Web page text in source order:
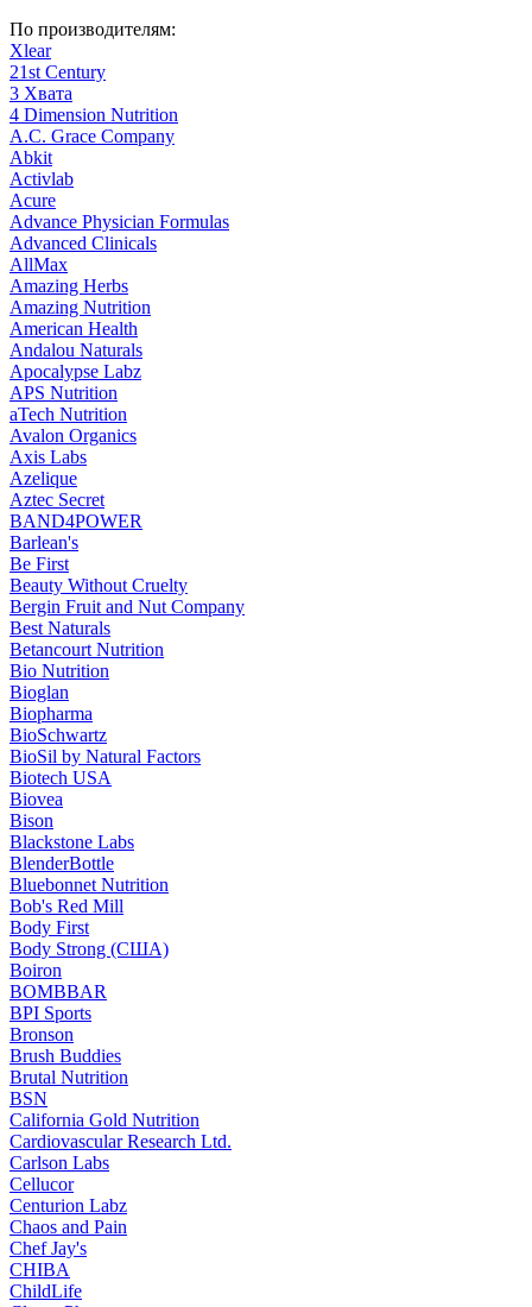
По производителям:
Xlear
21st Century
3 Хвата
4 Dimension Nutrition
A.C. Grace Company
Abkit
Activlab
Acure
Advance Physician Formulas
Advanced Clinicals
AllMax
Amazing Herbs
Amazing Nutrition
American Health
Andalou Naturals
Apocalypse Labz
APS Nutrition
aTech Nutrition
Avalon Organics
Axis Labs
Azelique
Aztec Secret
BAND4POWER
Barlean's
Be First
Beauty Without Cruelty
Bergin Fruit and Nut Company
Best Naturals
Betancourt Nutrition
Bio Nutrition
Bioglan
Biopharma
BioSchwartz
BioSil by Natural Factors
Biotech USA
Biovea
Bison
Blackstone Labs
BlenderBottle
Bluebonnet Nutrition
Bob's Red Mill
Body First
Body Strong (США)
Boiron
BOMBBAR
BPI Sports
Bronson
Brush Buddies
Brutal Nutrition
BSN
California Gold Nutrition
Cardiovascular Research Ltd.
Carlson Labs
Cellucor
Centurion Labz
Chaos and Pain
Chef Jay's
CHIBA
ChildLife